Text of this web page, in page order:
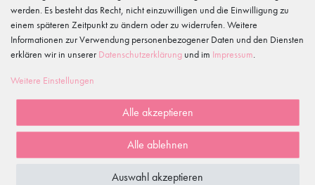
Meine Einwilligung kann ich jederzeit widerrufen.
DU HAST FRAGEN? WIR HELFEN DIR GERNE WEITER.
werden. Es besteht das Recht, nicht einzuwilligen und die Einwilligung zu
einem späteren Zeitpunkt zu ändern oder zu widerrufen. Weitere
Informationen zur Verwendung personenbezogener Daten und den Diensten
erklären wir in unserer Daten­schutz­erklärung und im Impressum.
Weitere Einstellungen
Alle akzeptieren
Alle ablehnen
Auswahl akzeptieren